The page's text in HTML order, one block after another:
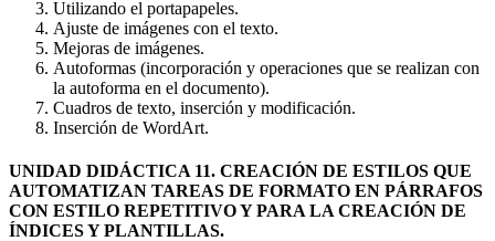
Utilizando el portapapeles.
Ajuste de imágenes con el texto.
Mejoras de imágenes.
Autoformas (incorporación y operaciones que se realizan con
la autoforma en el documento).
Cuadros de texto, inserción y modificación.
Inserción de WordArt.
UNIDAD DIDÁCTICA 11. CREACIÓN DE ESTILOS QUE
AUTOMATIZAN TAREAS DE FORMATO EN PÁRRAFOS
CON ESTILO REPETITIVO Y PARA LA CREACIÓN DE
ÍNDICES Y PLANTILLAS.